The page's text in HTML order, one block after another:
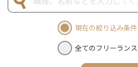
現在の絞り込み条
全てのフリーラン